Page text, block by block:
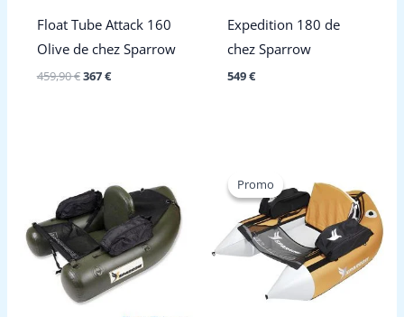
Float Tube Attack 160
Olive de chez Sparrow
459,90€Le
367€Le
Expedition 180 de
chez Sparrow
549€
Promo
Promo